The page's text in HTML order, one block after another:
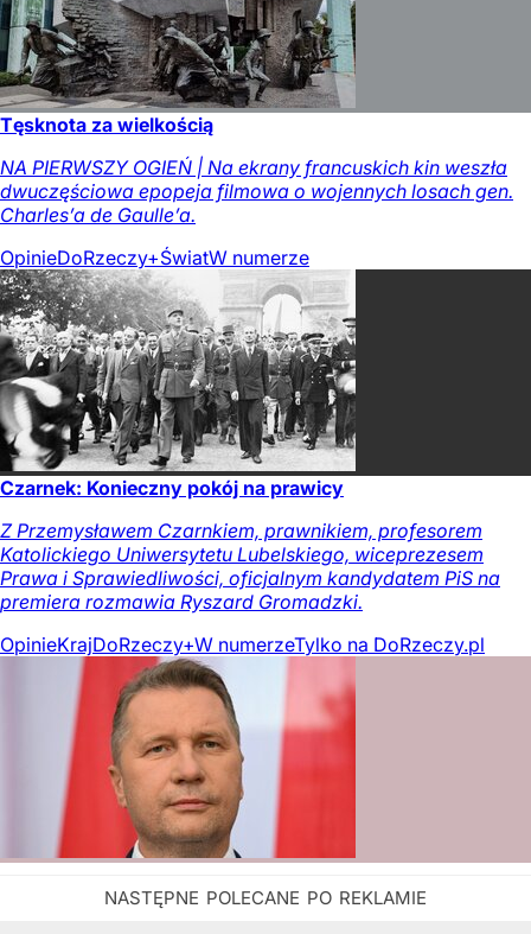
Tęsknota za wielkością
NA PIERWSZY OGIEŃ | Na ekrany francuskich kin weszła
dwuczęściowa epopeja filmowa o wojennych losach gen.
Charles’a de Gaulle’a.
OpinieDoRzeczy+ŚwiatW numerze
Czarnek: Konieczny pokój na prawicy
Z Przemysławem Czarnkiem, prawnikiem, profesorem
Katolickiego Uniwersytetu Lubelskiego, wiceprezesem
Prawa i Sprawiedliwości, oficjalnym kandydatem PiS na
premiera rozmawia Ryszard Gromadzki.
OpinieKrajDoRzeczy+W numerzeTylko na DoRzeczy.pl